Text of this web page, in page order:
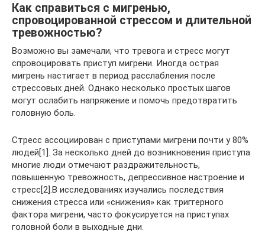
Как справиться с мигренью,
спровоцированной стрессом и длительной
тревожностью?
Возможно вы замечали, что тревога и стресс могут
спровоцировать приступ мигрени. Иногда острая
мигрень настигает в период расслабления после
стрессовых дней. Однако несколько простых шагов
могут ослабить напряжение и помочь предотвратить
головную боль.
Стресс ассоциирован с приступами мигрени почти у 80%
людей[1]. За несколько дней до возникновения приступа
многие люди отмечают раздражительность,
повышенную тревожность, депрессивное настроение и
стресс[2].В исследованиях изучались последствия
снижения стресса или «снижения» как триггерного
фактора мигрени, часто фокусируется на приступах
головной боли в выходные дни.